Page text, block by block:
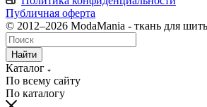
Публичная оферта
© 2012–2026 ModaMania - ткань для
Найти
Каталог
По всему сайту
По каталогу